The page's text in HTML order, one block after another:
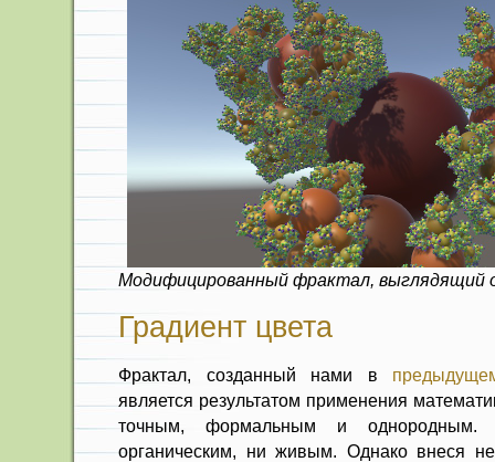
Модифицированный фрактал, выглядящий
Градиент цвета
Фрактал, созданный нами в
является результатом применения
точным, формальным и
органическим, ни живым. Однако внеся